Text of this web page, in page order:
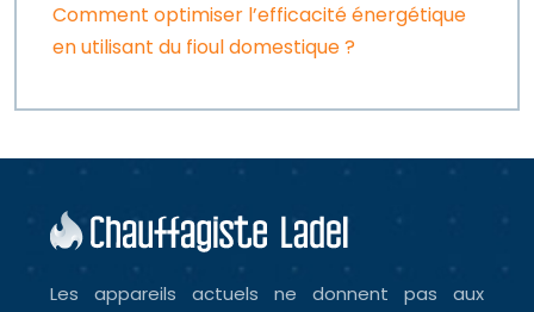
Comment optimiser l’efficacité énergétique
en utilisant du fioul domestique ?
Les appareils actuels ne donnent pas aux